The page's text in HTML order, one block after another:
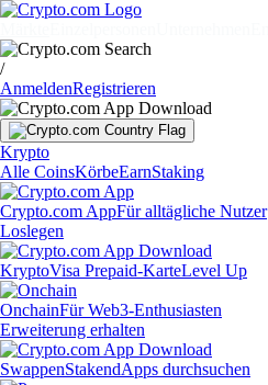
/
AnmeldenRegistrieren
Krypto
Alle CoinsKörbeEarnStaking
Crypto.com AppFür alltägliche Nutzer
Loslegen
KryptoVisa Prepaid-KarteLevel Up
OnchainFür Web3-Enthusiasten
Erweiterung erhalten
SwappenStakendApps durchsuchen